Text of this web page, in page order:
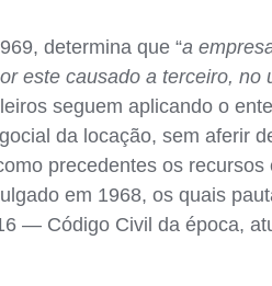
determina que “a
este causado a terceiro, no
seguem aplicando o
da locação, sem aferir
precedentes os
em 1968, os quais
— Código Civil da época,